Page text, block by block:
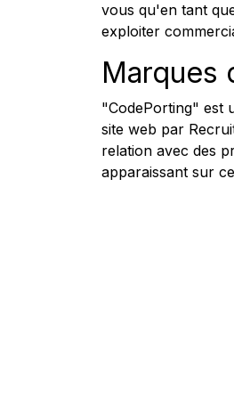
vous qu'en tant
exploiter
Marques
"CodePorting" est
site web par
relation avec des
apparaissant sur